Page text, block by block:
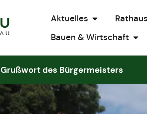
Aktuelles Rathaus
Bauen & Wirtschaft
Grußwort des Bürgermeisters